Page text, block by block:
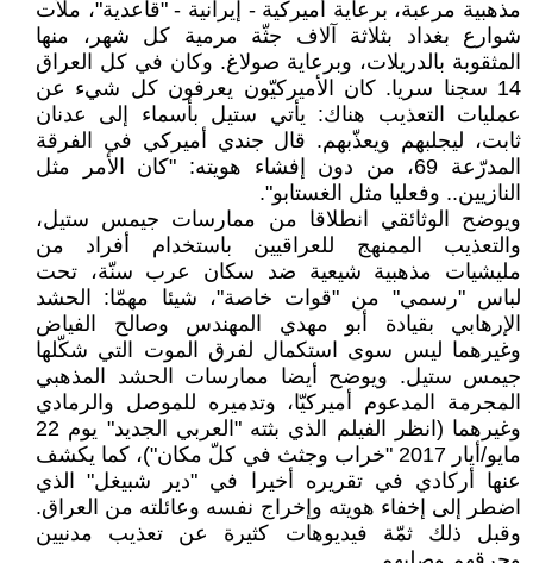
مذهبية مرعبة، برعاية أميركية - إيرانية - "قاعدية"، ملأت
شوارع بغداد بثلاثة آلاف جثّة مرمية كل شهر، منها
المثقوبة بالدريلات، وبرعاية صولاغ. وكان في كل العراق
14 سجنا سريا. كان الأميركيّون يعرفون كل شيء عن
عمليات التعذيب هناك: يأتي ستيل بأسماء إلى عدنان
ثابت، ليجلبهم ويعذّبهم. قال جندي أميركي في الفرقة
المدرّعة 69، من دون إفشاء هويته: "كان الأمر مثل
النازيين.. وفعليا مثل الغستابو".
ويوضح الوثائقي انطلاقا من ممارسات جيمس ستيل،
والتعذيب الممنهج للعراقيين باستخدام أفراد من
مليشيات مذهبية شيعية ضد سكان عرب سنّة، تحت
لباس "رسمي" من "قوات خاصة"، شيئا مهمّا: الحشد
الإرهابي بقيادة أبو مهدي المهندس وصالح الفياض
وغيرهما ليس سوى استكمال لفرق الموت التي شكّلها
جيمس ستيل. ويوضح أيضا ممارسات الحشد المذهبي
المجرمة المدعوم أميركيّا، وتدميره للموصل والرمادي
وغيرهما (انظر الفيلم الذي بثته "العربي الجديد" يوم 22
مايو/أيار 2017 "خراب وجثث في كلّ مكان")، كما يكشف
عنها أركادي في تقريره أخيرا في "دير شبيغل" الذي
اضطر إلى إخفاء هويته وإخراج نفسه وعائلته من العراق.
وقبل ذلك ثمّة فيديوهات كثيرة عن تعذيب مدنيين